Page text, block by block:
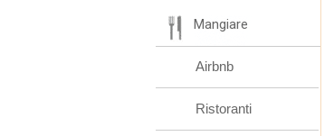
Mangiare
Airbnb
Ristoranti